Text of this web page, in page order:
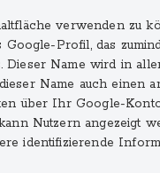
verwenden zu
Google-Profil, das
Dieser Name wird in
Name auch einen
über Ihr Google-
Nutzern angezeigt
identifizierende